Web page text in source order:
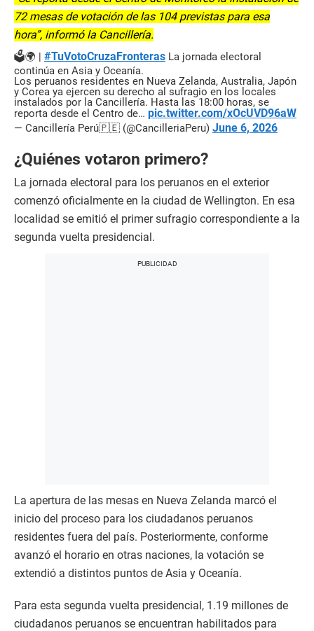
72 mesas de votación de las 104 previstas para esa
hora”, informó la Cancillería.
🗳️🌍 | #TuVotoCruzaFronteras La jornada electoral
continúa en Asia y Oceanía.
Los peruanos residentes en Nueva Zelanda, Australia, Japón
y Corea ya ejercen su derecho al sufragio en los locales
instalados por la Cancillería. Hasta las 18:00 horas, se
reporta desde el Centro de… pic.twitter.com/xOcUVD96aW
— Cancillería Perú🇵🇪 (@CancilleriaPeru) June 6, 2026
¿Quiénes votaron primero?
La jornada electoral para los peruanos en el exterior
comenzó oficialmente en la ciudad de Wellington. En esa
localidad se emitió el primer sufragio correspondiente a la
segunda vuelta presidencial.
La apertura de las mesas en Nueva Zelanda marcó el
inicio del proceso para los ciudadanos peruanos
residentes fuera del país. Posteriormente, conforme
avanzó el horario en otras naciones, la votación se
extendió a distintos puntos de Asia y Oceanía.
Para esta segunda vuelta presidencial, 1.19 millones de
ciudadanos peruanos se encuentran habilitados para